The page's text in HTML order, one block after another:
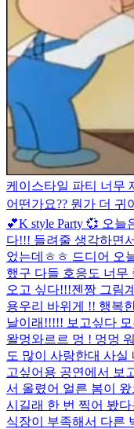
케이스타일 파티 너무
어떤가요?? 뭔가 더
💕K style Party 💞 오
다!!! 들려줄 생각하면
었는데ㅎㅎ 드디어 오
했구 다들 호응도 너무
오고 싶다!!!젠짱 그림
용우리 바위게 !! 행복
날이래!!!!! 보고싶다
왈멍와르르 멍 ! 멍멍
도 많이 사랑한대 사실
고싶어용 공연에서 보
서 올렸어 얼른 봄이
시길래 한 번 찍어 봤
식장이 부족해서 다른